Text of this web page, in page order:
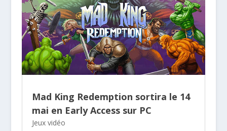
Mad King Redemption sortira le 14
mai en Early Access sur PC
Jeux vidéo